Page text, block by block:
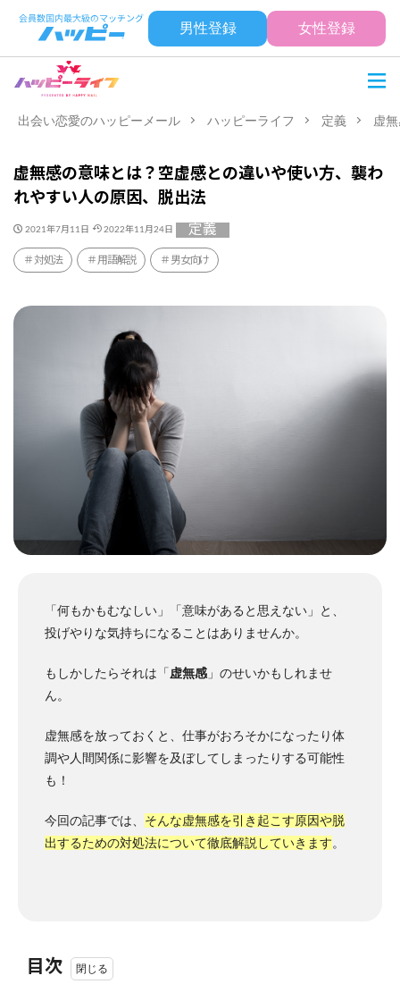
男性登録 女性登録
出会い恋愛のハッピーメール ハッピーライフ 定義 虚
虚無感の意味とは？空虚感との違いや使い方、襲わ
れやすい人の原因、脱出法
2021年7月11日 2022年11月24日 定義
対処法 用語解説 男女向け
「何もかもむなしい」「意味があると思えない」と、
投げやりな気持ちになることはありませんか。
もしかしたらそれは「虚無感 」のせいかもしれませ
ん。
虚無感を放っておくと、仕事がおろそかになったり体
調や人間関係に影響を及ぼしてしまったりする可能性
も！
今回の記事では、 そんな虚無感を引き起こす原因や脱
出するための対処法について徹底解説していきます。
目次